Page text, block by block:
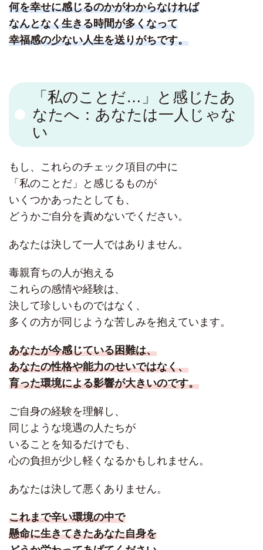
何を幸せに感じるのかがわからなければ
なんとなく生きる時間が多くなって
幸福感の少ない人生を送りがちです。
「私のことだ…」と感じたあ
なたへ：あなたは一人じゃな
い
もし、これらのチェック項目の中に
「私のことだ」と感じるものが
いくつかあったとしても、
どうかご自分を責めないでください。
あなたは決して一人ではありません。
毒親育ちの人が抱える
これらの感情や経験は、
決して珍しいものではなく、
多くの方が同じような苦しみを抱えています。
あなたが今感じている困難は、
あなたの性格や能力のせいではなく、
育った環境による影響が大きいのです。
ご自身の経験を理解し、
同じような境遇の人たちが
いることを知るだけでも、
心の負担が少し軽くなるかもしれません。
あなたは決して悪くありません。
これまで辛い環境の中で
懸命に生きてきたあなた自身を